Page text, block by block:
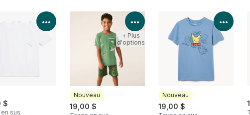
$
sus
Voir les détails du produit
Nouveau
19,00 $
Voir les détails du produit
+ Plus
d'options
Nouveau
19,00 $
Voir